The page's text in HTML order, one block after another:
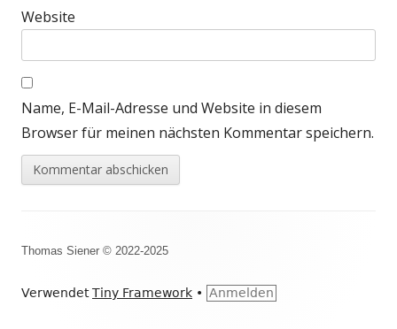
Website
Name, E-Mail-Adresse und Website in diesem
Browser für meinen nächsten Kommentar speichern.
Inhalt
Thomas Siener © 2022-2025
VerwendetTiny Framework • Anmelden